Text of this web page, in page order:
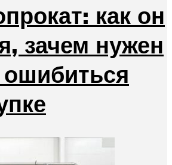
как он
зачем нужен
ошибиться